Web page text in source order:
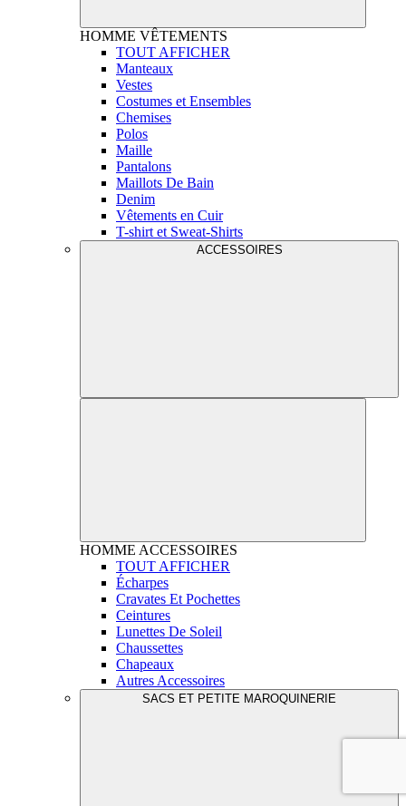
HOMME VÊTEMENTS
TOUT AFFICHER
Manteaux
Vestes
Costumes et Ensembles
Chemises
Polos
Maille
Pantalons
Maillots De Bain
Denim
Vêtements en Cuir
T-shirt et Sweat-Shirts
ACCESSOIRES
HOMME ACCESSOIRES
TOUT AFFICHER
Écharpes
Cravates Et Pochettes
Ceintures
Lunettes De Soleil
Chaussettes
Chapeaux
Autres Accessoires
SACS ET PETITE MAROQUINERIE